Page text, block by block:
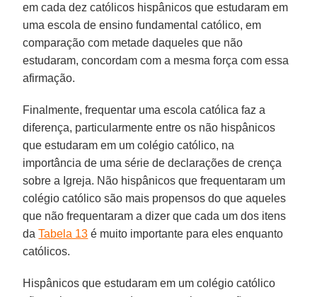
em cada dez católicos hispânicos que estudaram em
uma escola de ensino fundamental católico, em
comparação com metade daqueles que não
estudaram, concordam com a mesma força com essa
afirmação.
Finalmente, frequentar uma escola católica faz a
diferença, particularmente entre os não hispânicos
que estudaram em um colégio católico, na
importância de uma série de declarações de crença
sobre a Igreja. Não hispânicos que frequentaram um
colégio católico são mais propensos do que aqueles
que não frequentaram a dizer que cada um dos itens
daTabela 13 é muito importante para eles enquanto
católicos.
Hispânicos que estudaram em um colégio católico